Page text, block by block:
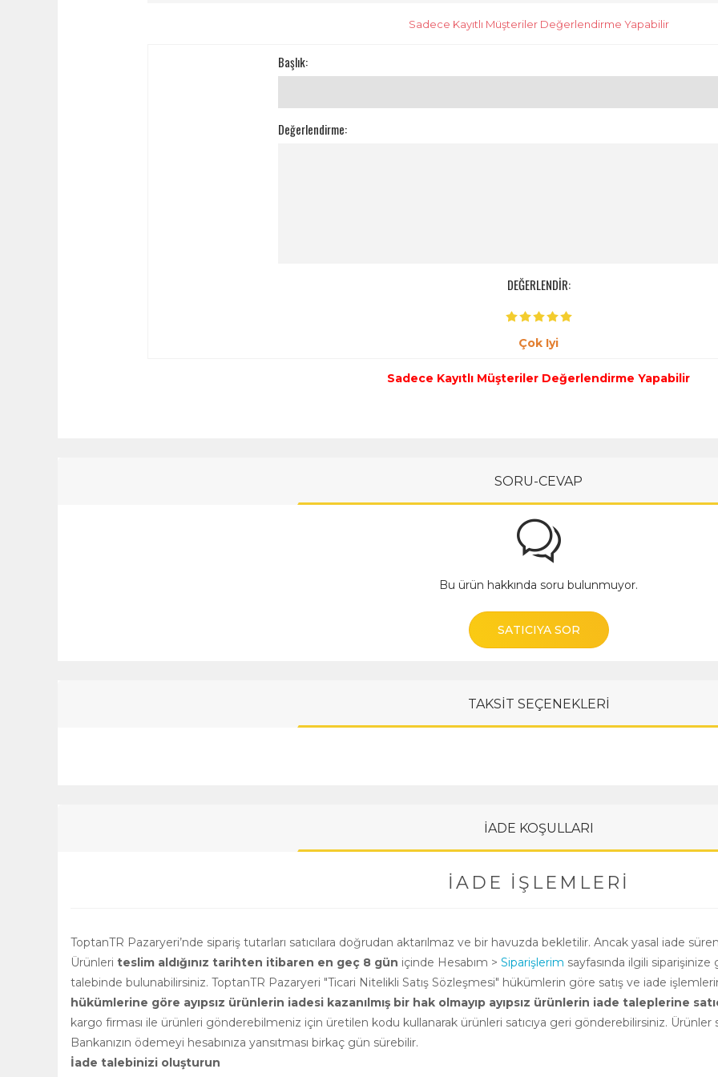
Sadece Kayıtlı Müşteriler Değerlendirme Yapabilir
Başlık:
Değerlendirme:
DEĞERLENDİR:
Çok Iyi
Sadece Kayıtlı Müşteriler Değerlendirme Yapabilir
SORU-CEVAP
Bu ürün hakkında soru bulunmuyor.
SATICIYA SOR
TAKSİT SEÇENEKLERİ
İADE KOŞULLARI
İADE İŞLEMLERI
ToptanTR Pazaryeri’nde sipariş tutarları satıcılara doğrudan aktarılmaz ve bir havuzda bekletilir. Ancak yasal iade
Ürünleri teslim aldığınız tarihten itibaren en geç 8 gün içinde Hesabım > Siparişlerim sayfasında ilgili
talebinde bulunabilirsiniz. ToptanTR Pazaryeri "Ticari Nitelikli Satış Sözleşmesi" hükümlerin göre satış ve iade
hükümlerine göre ayıpsız ürünlerin iadesi kazanılmış bir hak olmayıp ayıpsız ürünlerin iade taleplerine
kargo firması ile ürünleri gönderebilmeniz için üretilen kodu kullanarak ürünleri satıcıya geri gönderebilirsiniz. Ürünler
Bankanızın ödemeyi hesabınıza yansıtması birkaç gün sürebilir.
İade talebinizi oluşturun